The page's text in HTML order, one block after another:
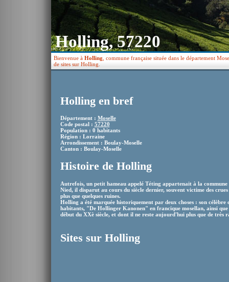
Holling, 57220
Bienvenue à Holling , commune française située dans le département
de sites sur Holling.
Holling en bref
Département : Moselle
Code postal : 57220
Population : 0 habitants
Région : Lorraine
Arrondissement : Boulay-Moselle
Canton : Boulay-Moselle
Histoire de Holling
Autrefois, un petit hameau appelé Téting appartenait à la
Nied, il disparut au cours du siècle dernier, souvent victime des
plus que quelques ruines.
Holling a été marquée historiquement par deux choses : son
habitants, "De Hollinger Kanonen" en francique mosellan, ainsi
début du XXè siècle, et dont il ne reste aujourd'hui plus que de très
Sites sur Holling